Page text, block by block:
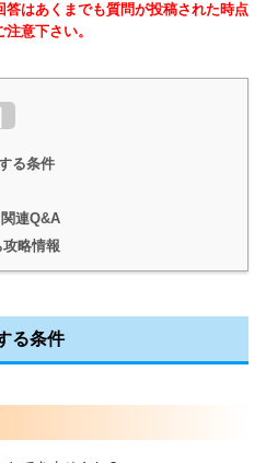
答はあくまでも質問が投稿された時点
意下さい。
る条件
連Q&A
略情報
る条件